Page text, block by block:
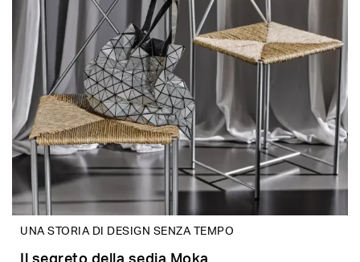
UNA STORIA DI DESIGN SENZA TEMPO